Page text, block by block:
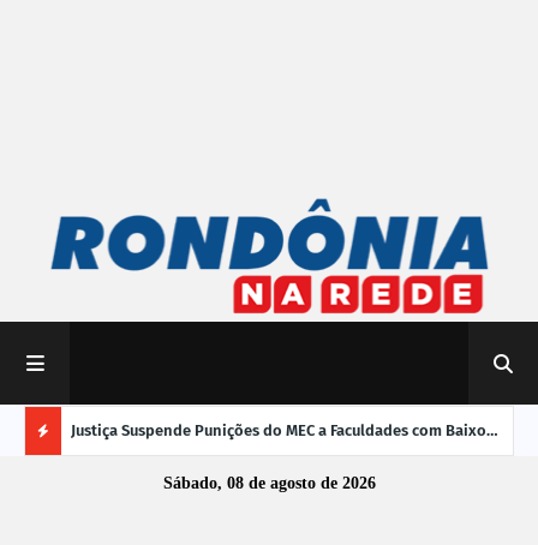
Justiça Suspende Punições do MEC a Faculdades com Baixo
Desempenho no EnamedSábado, 08 de agosto de 2026